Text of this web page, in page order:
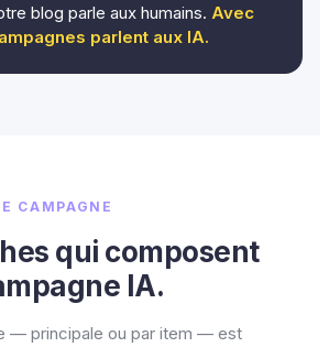
blog parle aux humains. Avec
parlent aux IA.
CAMPAGNE
qui composent
IA.
— principale ou par item — est